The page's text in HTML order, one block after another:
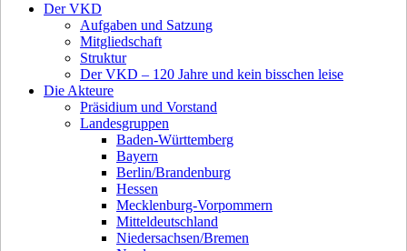
Der VKD
Aufgaben und Satzung
Mitgliedschaft
Struktur
Der VKD – 120 Jahre und kein bisschen leise
Die Akteure
Präsidium und Vorstand
Landesgruppen
Baden-Württemberg
Bayern
Berlin/Brandenburg
Hessen
Mecklenburg-Vorpommern
Mitteldeutschland
Niedersachsen/Bremen